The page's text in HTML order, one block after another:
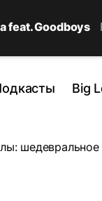
feat. Goodboys
Big